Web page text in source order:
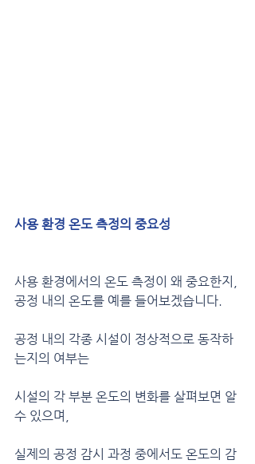
사용 환경 온도 측정의 중요성
사용 환경에서의 온도 측정이 왜 중요한지,
공정 내의 온도를 예를 들어보겠습니다.
공정 내의 각종 시설이 정상적으로 동작하
는지의 여부는
시설의 각 부분 온도의 변화를 살펴보면 알
수 있으며,
실제의 공정 감시 과정 중에서도 온도의 감